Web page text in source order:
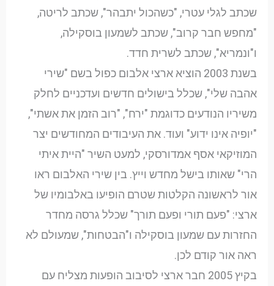
שכתב לגלי עטרי, "כשהכול יתבהר", שכתב לריטה,
"מחפש חבר קרוב", שכתב לשמעון בוסקילה,
ו"ונמריא", שכתב לשרית חדד.
בשנת 2003 הוציא ארצי אלבום כפול בשם "שירי
אהבה שלי", שכלל בישולים חדשים ועדכניים לחלק
משיריו הנודעים כדוגמת "ירח", "רוב הזמן את אשתי",
"יופיה אינו ידוע" ועוד. את העיבודים המחודשים יצר
המוזיקאי אסף אמדורסקי, למעט השיר "היית איתי
הרי" שאותו בישל מחדש וייץ. בין שירי האלבום ראו
אור לראשונה הקלטות שטרם הופיעו באלבומיו של
ארצי: "פעם תורי ופעם תורך" שכלל גרסה מחדר
החזרות עם שמעון בוסקילה ו"הבטחות", שמעולם לא
ראה אור קודם לכן.
בקיץ 2005 חבר ארצי לסיבוב הופעות מצליח עם